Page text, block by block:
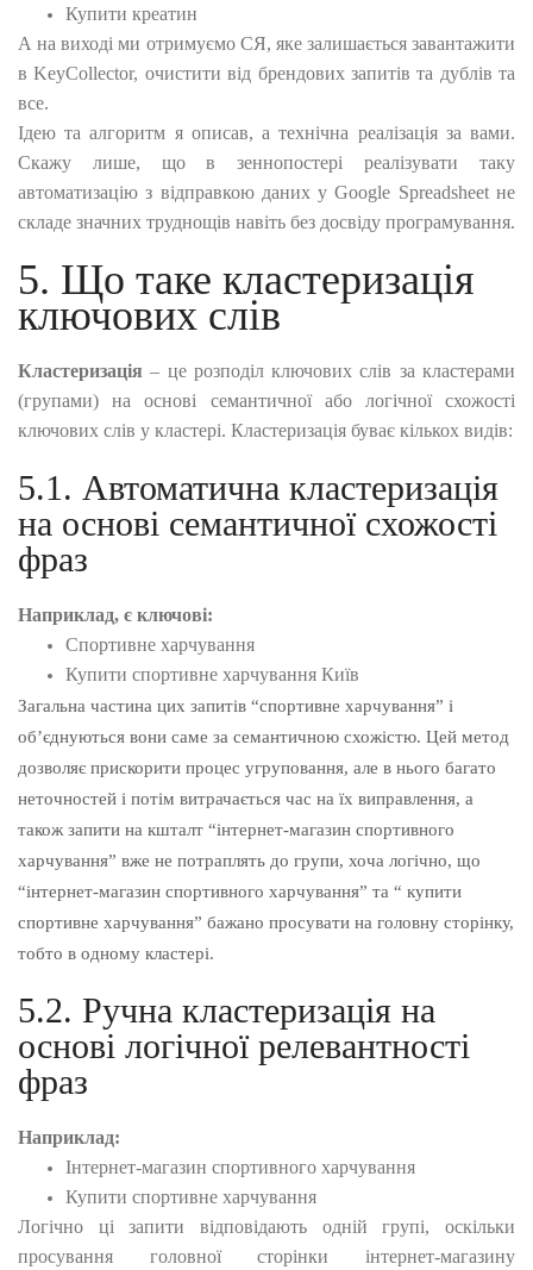
Купити креатин
А на виході ми отримуємо СЯ, яке залишається завантажити
в KeyCollector, очистити від брендових запитів та дублів та
все.
Ідею та алгоритм я описав, а технічна реалізація за вами.
Скажу лише, що в зеннопостері реалізувати таку
автоматизацію з відправкою даних у Google Spreadsheet не
складе значних труднощів навіть без досвіду програмування.
5. Що таке кластеризація
ключових слів
Кластеризація – це розподіл ключових слів за кластерами
(групами) на основі семантичної або логічної схожості
ключових слів у кластері. Кластеризація буває кількох видів:
5.1. Автоматична кластеризація
на основі семантичної схожості
фраз
Наприклад, є ключові:
Спортивне харчування
Купити спортивне харчування Київ
Загальна частина цих запитів “спортивне харчування” і
об’єднуються вони саме за семантичною схожістю. Цей метод
дозволяє прискорити процес угруповання, але в нього багато
неточностей і потім витрачається час на їх виправлення, а
також запити на кшталт “інтернет-магазин спортивного
харчування” вже не потраплять до групи, хоча логічно, що
“інтернет-магазин спортивного харчування” та “ купити
спортивне харчування” бажано просувати на головну сторінку,
тобто в одному кластері.
5.2. Ручна кластеризація на
основі логічної релевантності
фраз
Наприклад:
Інтернет-магазин спортивного харчування
Купити спортивне харчування
Логічно ці запити відповідають одній групі, оскільки
просування головної сторінки інтернет-магазину